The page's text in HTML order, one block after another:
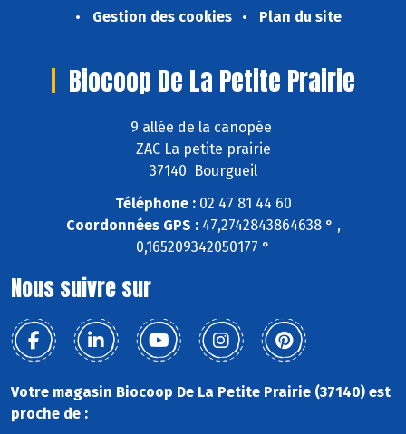
Gestion des cookies
Plan du site
Biocoop De La Petite Prairie
9 allée de la canopée
ZAC La petite prairie
37140 Bourgueil
Téléphone :02 47 81 44 60
Coordonnées GPS :47,2742843864638 ° ,
0,165209342050177 °
Nous suivre sur
Votre magasin Biocoop De La Petite Prairie (37140) est
proche de :